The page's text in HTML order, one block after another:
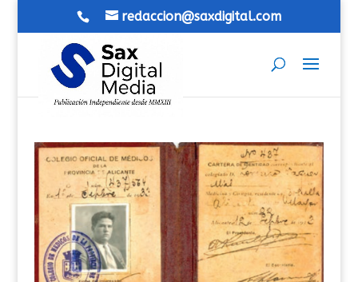
redaccion@saxdigital.com